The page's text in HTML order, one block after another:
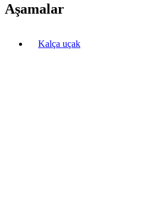
Aşamalar
Kalça uçak